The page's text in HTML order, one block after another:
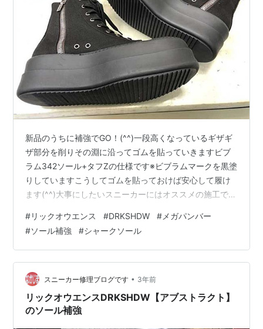
新品のうちに補強でGO！(^^)一段高くなっているギザギ
ザ部分を削りその淵に沿ってゴムを貼っていきますビブ
ラム342ソール+タフZの仕様です※ビブラムマークを黒塗
りしていますこうしてゴムを貼っておけば安心して履け
ます(^^)大事にしたいスニーカーにはオススメの施工です
でもOKです nakajima-kutu.com
#リックオウエンス #DRKSHDW # メガパンバー
#ソール補強 #シャークソール
スニーカー修理ブログです • 3年前
リックオウエンスDRKSHDW【アブストラクト】
のソール補強